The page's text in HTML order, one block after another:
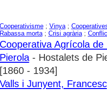
Cooperativisme; Vinya;
Rabassa morta; Crisi agrària;
Cooperativa Agrícola de
Pierola- Hostalets de
[1860 - 1934]
Valls i Junyent, Francesc